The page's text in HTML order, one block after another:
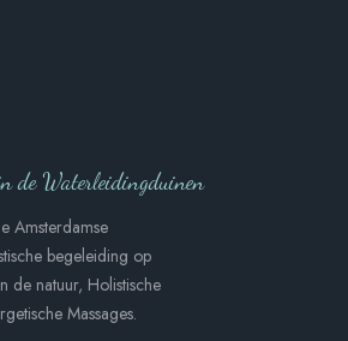
de Waterleidingduinen
Amsterdamse
begeleiding op
de natuur, Holistische
Massages.